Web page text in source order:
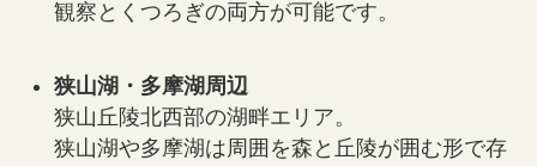
観察とくつろぎの両方が可能です。
狭山湖・多摩湖周辺
狭山丘陵北西部の湖畔エリア。
狭山湖や多摩湖は周囲を森と丘陵が囲む形で存